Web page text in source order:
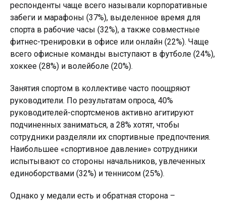
респонденты чаще всего называли корпоративные
забеги и марафоны (37%), выделенное время для
спорта в рабочие часы (32%), а также совместные
фитнес-тренировки в офисе или онлайн (22%). Чаще
всего офисные команды выступают в футболе (24%),
хоккее (28%) и волейболе (20%).
Занятия спортом в коллективе часто поощряют
руководители. По результатам опроса, 40%
руководителей-спортсменов активно агитируют
подчиненных заниматься, а 28% хотят, чтобы
сотрудники разделяли их спортивные предпочтения.
Наибольшее «спортивное давление» сотрудники
испытывают со стороны начальников, увлеченных
единоборствами (32%) и теннисом (25%).
Однако у медали есть и обратная сторона –